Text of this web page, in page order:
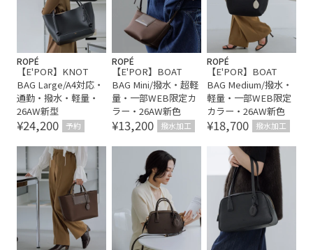
ROPÉ
【E'POR】KNOT
BAG Large/A4対応・
通勤・撥水・軽量・
26AW新型
¥24,200 予約
ROPÉ
【E'POR】BOAT
BAG Mini/撥水・超軽
量・一部WEB限定カ
ラー・26AW新色
¥13,200 撥水加工
ROPÉ
【E'POR】BOAT
BAG Medium/撥水・
軽量・一部WEB限定
カラー・26AW新色
¥18,700 撥水加工